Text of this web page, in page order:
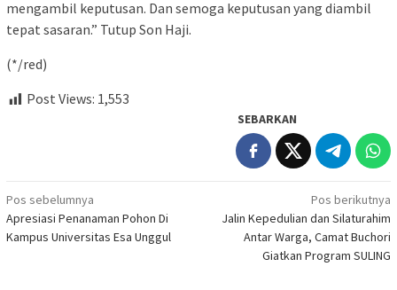
mengambil keputusan. Dan semoga keputusan yang diambil
tepat sasaran.” Tutup Son Haji.
(*/red)
Post Views: 1,553
SEBARKAN
Navigasi
pos
Pos sebelumnya
Apresiasi Penanaman Pohon Di
Kampus Universitas Esa Unggul
Pos berikutnya
Jalin Kepedulian dan Silaturahim
Antar Warga, Camat Buchori
Giatkan Program SULING